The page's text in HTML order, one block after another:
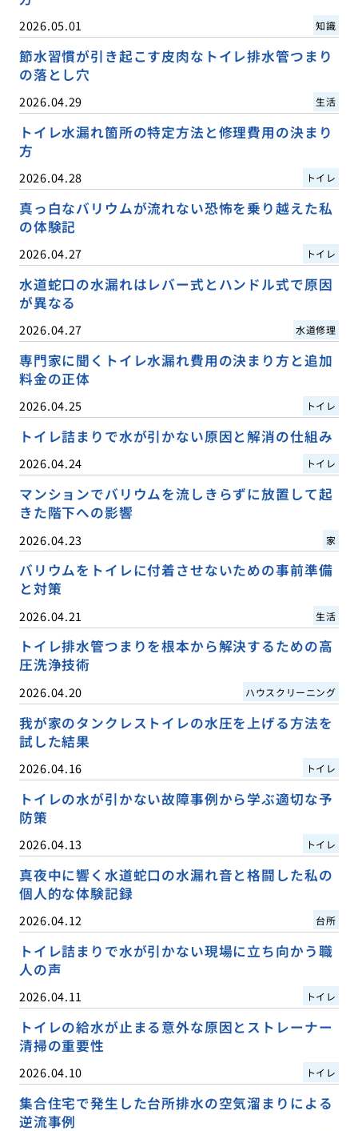
2026.05.01 知識
節水習慣が引き起こす皮肉なトイレ排水管つまり
の落とし穴
2026.04.29 生活
トイレ水漏れ箇所の特定方法と修理費用の決まり
方
2026.04.28 トイレ
真っ白なバリウムが流れない恐怖を乗り越えた私
の体験記
2026.04.27 トイレ
水道蛇口の水漏れはレバー式とハンドル式で原因
が異なる
2026.04.27 水道修理
専門家に聞くトイレ水漏れ費用の決まり方と追加
料金の正体
2026.04.25 トイレ
トイレ詰まりで水が引かない原因と解消の仕組み
2026.04.24 トイレ
マンションでバリウムを流しきらずに放置して起
きた階下への影響
2026.04.23 家
バリウムをトイレに付着させないための事前準備
と対策
2026.04.21 生活
トイレ排水管つまりを根本から解決するための高
圧洗浄技術
2026.04.20 ハウスクリーニング
我が家のタンクレストイレの水圧を上げる方法を
試した結果
2026.04.16 トイレ
トイレの水が引かない故障事例から学ぶ適切な予
防策
2026.04.13 トイレ
真夜中に響く水道蛇口の水漏れ音と格闘した私の
個人的な体験記録
2026.04.12 台所
トイレ詰まりで水が引かない現場に立ち向かう職
人の声
2026.04.11 トイレ
トイレの給水が止まる意外な原因とストレーナー
清掃の重要性
2026.04.10 トイレ
集合住宅で発生した台所排水の空気溜まりによる
逆流事例